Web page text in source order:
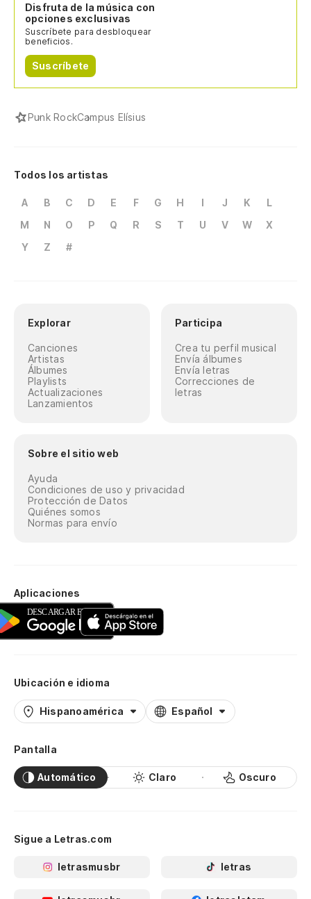
Disfruta de la música con
opciones exclusivas
Suscríbete para desbloquear
beneficios.
Suscríbete
Punk RockCampus Elísius
Todos los artistas
A B C D E F G H I J K
L
M
N O P Q R S T U V W
X
Y
Z #
Explorar
Canciones
Artistas
Álbumes
Playlists
Actualizaciones
Lanzamientos
Participa
Crea tu perfil musical
Envía álbumes
Envía letras
Correcciones de
letras
Sobre el sitio web
Ayuda
Condiciones de uso y privacidad
Protección de Datos
Quiénes somos
Normas para envío
Aplicaciones
Ubicación e idioma
Hispanoamérica Español
Pantalla
Automático Claro Oscuro
Sigue a Letras.com
letrasmusbr letras